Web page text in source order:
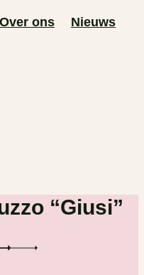
Over ons Nieuws
“Giusi”